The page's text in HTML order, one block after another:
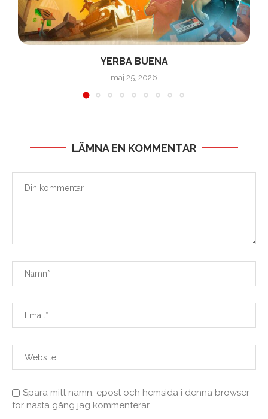
YERBA BUENA
maj 25, 2026
LÄMNA EN KOMMENTAR
Spara mitt namn, epost och hemsida i denna browser
för nästa gång jag kommenterar.